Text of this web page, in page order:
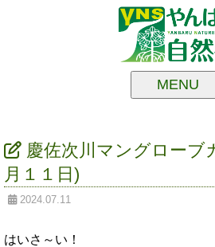
MENU
慶佐次川マングローブ
月１１日)
2024.07.11
はいさ～い！